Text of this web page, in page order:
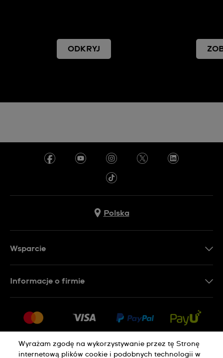
ODKRYJ
Polska
Wsparcie
Zwroty i reklamacje
Warunki sprzedaży
Informacje o firmie
Praca
Wyrażam zgodę na wykorzystywanie przez tę Stronę
internetową plików cookie i podobnych technologii w